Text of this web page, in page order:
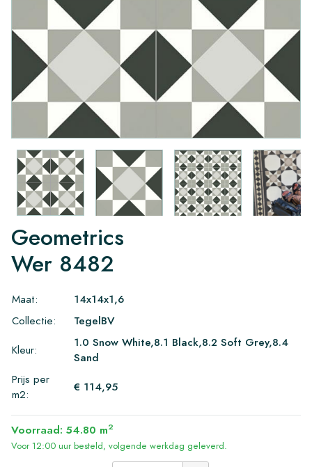
Geometrics
Wer 8482
Maat:
14x14x1,6
Collectie:
TegelBV
Kleur:
1.0 Snow White,8.1 Black,8.2 Soft Grey,8.4
Sand
Prijs per
m2:
€ 114,95
Voorraad: 54.80 m2
Voor 12:00 uur besteld, volgende werkdag geleverd.